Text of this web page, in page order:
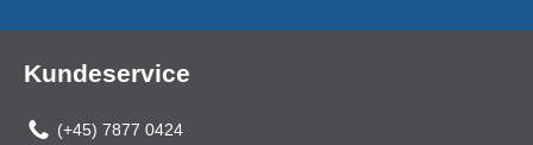
Kundeservice
(+45) 7877 0424